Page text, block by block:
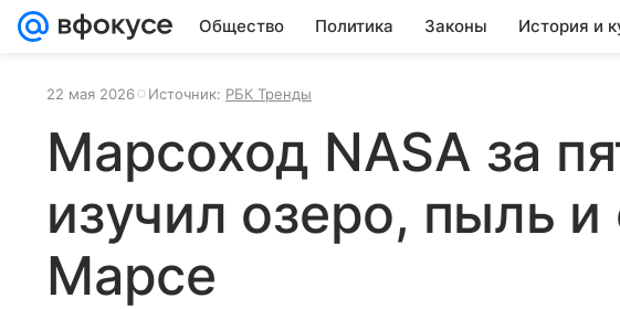
Общество Политика Законы История и
22 мая 2026 Источник: РБК Тренды
Марсоход NASA за
изучил озеро, пыль и
Марсе